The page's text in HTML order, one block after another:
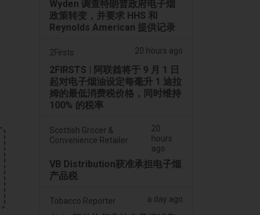
Wyden 调查特朗普政府电子烟
政策转变，并要求 HHS 和
Reynolds American 提供记录
2Firsts 20 hours ago
2FIRSTS | 阿联酋将于 9 月 1 日
起对电子烟油设定每毫升 1 迪拉
姆的最低消费税价格，同时维持
100% 的税率
Scottish Grocer &
Convenience Retailer
20
hours
ago
VB Distribution获准承担电子烟
产品税
Tobacco Reporter a day ago